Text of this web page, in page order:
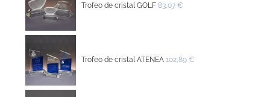
Trofeo de cristal GOLF 83,07 €
Trofeo de cristal ATENEA 102,89 €